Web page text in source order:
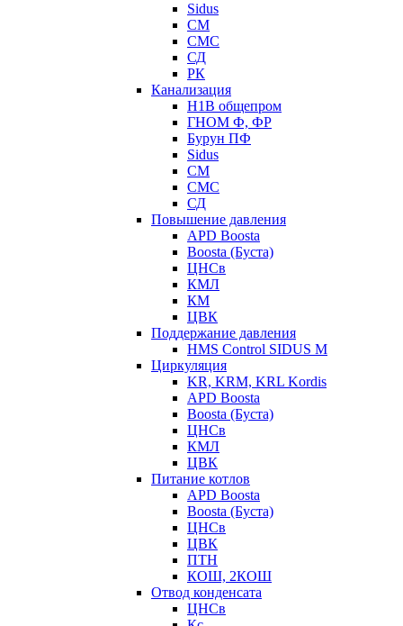
Sidus
СМ
СМС
СД
РК
Канализация
Н1В общепром
ГНОМ Ф, ФР
Бурун ПФ
Sidus
СМ
СМС
СД
Повышение давления
APD Boosta
Boosta (Буста)
ЦНСв
КМЛ
КМ
ЦВК
Поддержание давления
HMS Control SIDUS M
Циркуляция
KR, KRM, KRL Kordis
APD Boosta
Boosta (Буста)
ЦНСв
КМЛ
ЦВК
Питание котлов
APD Boosta
Boosta (Буста)
ЦНСв
ЦВК
ПТН
КОШ, 2КОШ
Отвод конденсата
ЦНСв